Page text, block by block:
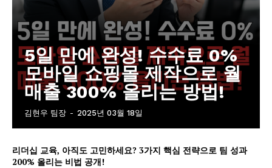
5일 만에 완성! 수수료 0%
모바일 쇼핑몰 제작으로 월
매출 300% 올리는 방법!
김현우 팀장 - 2025년 03월 18일
리더십 교육, 아직도 고민하세요? 3가지 핵심 전략으로 팀 성과
200% 올리는 비법 공개!